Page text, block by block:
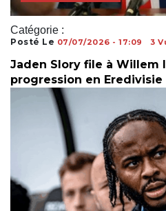
Catégorie :
Posté Le 07/07/2026 - 17:09 3
Jaden Slory file à Willem
progression en Eredivisie